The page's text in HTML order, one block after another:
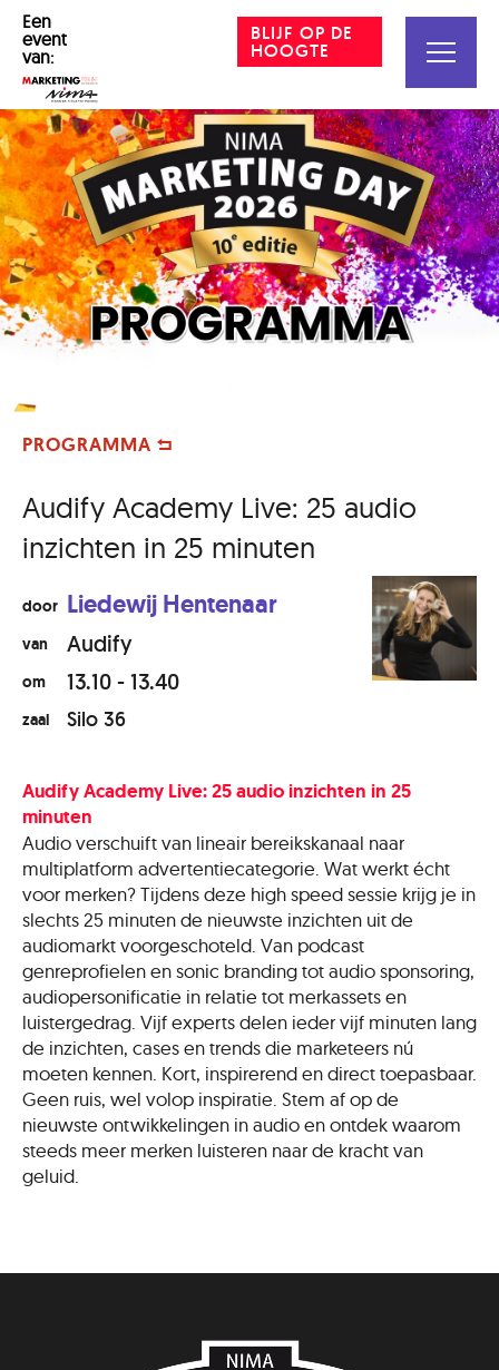
BLIJF OP DE
HOOGTE
Een
event
van:
PROGRAMMA
Audify Academy Live: 25 audio
inzichten in 25 minuten
door Liedewij Hentenaar
van Audify
om 13.10 - 13.40
zaal Silo 36
Audify Academy Live: 25 audio inzichten in 25
minuten
Audio verschuift van lineair bereikskanaal naar
multiplatform advertentiecategorie. Wat werkt écht
voor merken? Tijdens deze high speed sessie krijg je in
slechts 25 minuten de nieuwste inzichten uit de
audiomarkt voorgeschoteld. Van podcast
genreprofielen en sonic branding tot audio sponsoring,
audiopersonificatie in relatie tot merkassets en
luistergedrag. Vijf experts delen ieder vijf minuten lang
de inzichten, cases en trends die marketeers nú
moeten kennen. Kort, inspirerend en direct toepasbaar.
Geen ruis, wel volop inspiratie. Stem af op de
nieuwste ontwikkelingen in audio en ontdek waarom
steeds meer merken luisteren naar de kracht van
geluid.